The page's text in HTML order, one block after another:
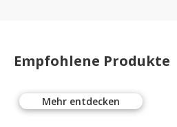
Empfohlene Produkte
Mehr entdecken